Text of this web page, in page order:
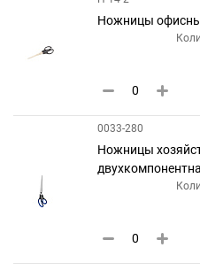
Ножницы
0033-280
Ножницы